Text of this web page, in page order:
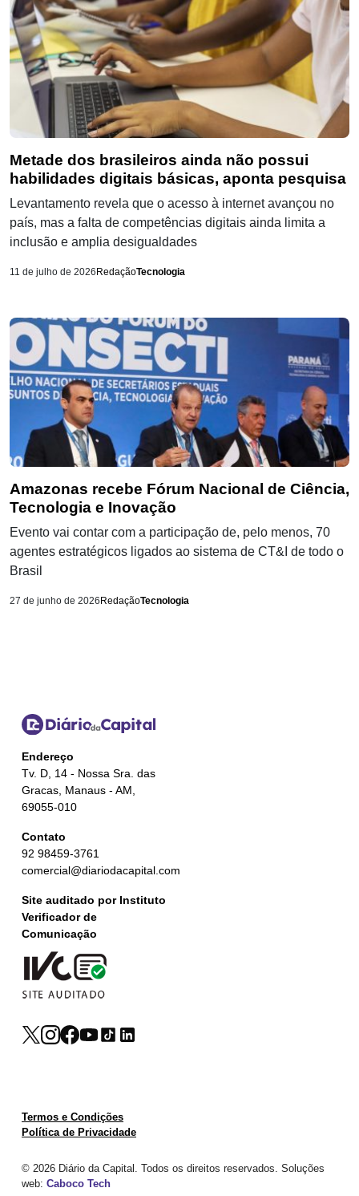
Metade dos brasileiros ainda não possui
habilidades digitais básicas, aponta pesquisa
Levantamento revela que o acesso à internet avançou no
país, mas a falta de competências digitais ainda limita a
inclusão e amplia desigualdades
11 de julho de 2026 RedaçãoTecnologia
Amazonas recebe Fórum Nacional de Ciência,
Tecnologia e Inovação
Evento vai contar com a participação de, pelo menos, 70
agentes estratégicos ligados ao sistema de CT&I de todo o
Brasil
27 de junho de 2026 RedaçãoTecnologia
Endereço
Tv. D, 14 - Nossa Sra. das
Gracas, Manaus - AM,
69055-010
Contato
92 98459-3761
comercial@diariodacapital.com
Site auditado por Instituto
Verificador de
Comunicação
© 2026 Diário da Capital. Todos os direitos reservados. Soluções
web: Caboco Tech
Termos e Condições
Política de Privacidade